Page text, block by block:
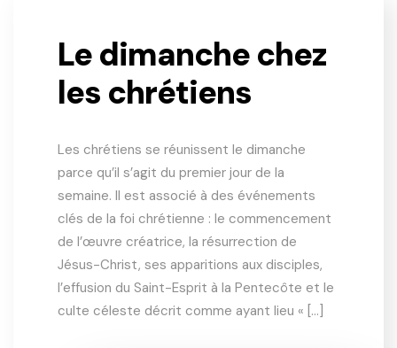
Le dimanche chez
les chrétiens
Les chrétiens se réunissent le dimanche
parce qu’il s’agit du premier jour de la
semaine. Il est associé à des événements
clés de la foi chrétienne : le commencement
de l’œuvre créatrice, la résurrection de
Jésus-Christ, ses apparitions aux disciples,
l’effusion du Saint-Esprit à la Pentecôte et le
culte céleste décrit comme ayant lieu « […]